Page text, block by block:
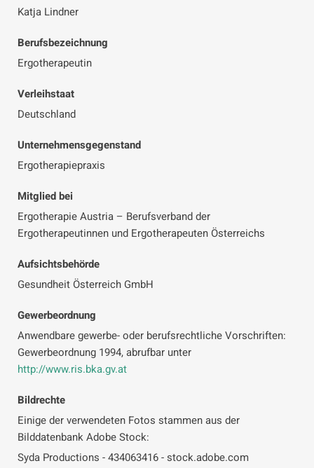
Katja Lindner
Berufsbezeichnung
Ergotherapeutin
Verleihstaat
Deutschland
Unternehmensgegenstand
Ergotherapiepraxis
Mitglied bei
Ergotherapie Austria – Berufsverband der
Ergotherapeutinnen und Ergotherapeuten Österreichs
Aufsichtsbehörde
Gesundheit Österreich GmbH
Gewerbeordnung
Anwendbare gewerbe- oder berufsrechtliche Vorschriften:
Gewerbeordnung 1994, abrufbar unter
http://www.ris.bka.gv.at
Bildrechte
Einige der verwendeten Fotos stammen aus der
Bilddatenbank Adobe Stock:
Syda Productions - 434063416 - stock.adobe.com